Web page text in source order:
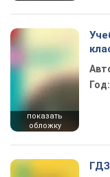
показать
обложку
Год: